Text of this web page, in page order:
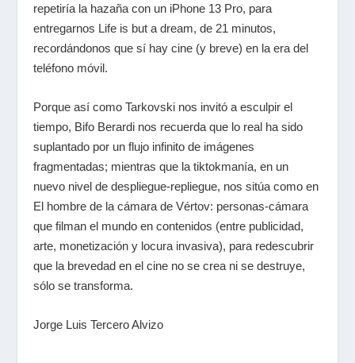
repetiría la hazaña con un iPhone 13 Pro, para
entregarnos Life is but a dream, de 21 minutos,
recordándonos que sí hay cine (y breve) en la era del
teléfono móvil.
Porque así comoTarkovski nos invitó a esculpir el
tiempo, Bifo Berardi nos recuerda que lo real ha sido
suplantado por un flujo infinito de imágenes
fragmentadas; mientras que latiktokmanía, en un
nuevo nivel de despliegue-repliegue, nos sitúa como en
El hombre de la cámara deVértov: personas-cámara
que filman el mundo encontenidos (entre publicidad,
arte, monetización y locura invasiva), para redescubrir
que la brevedad en el cine no se crea ni se destruye,
sólo se transforma.
Jorge Luis Tercero Alvizo